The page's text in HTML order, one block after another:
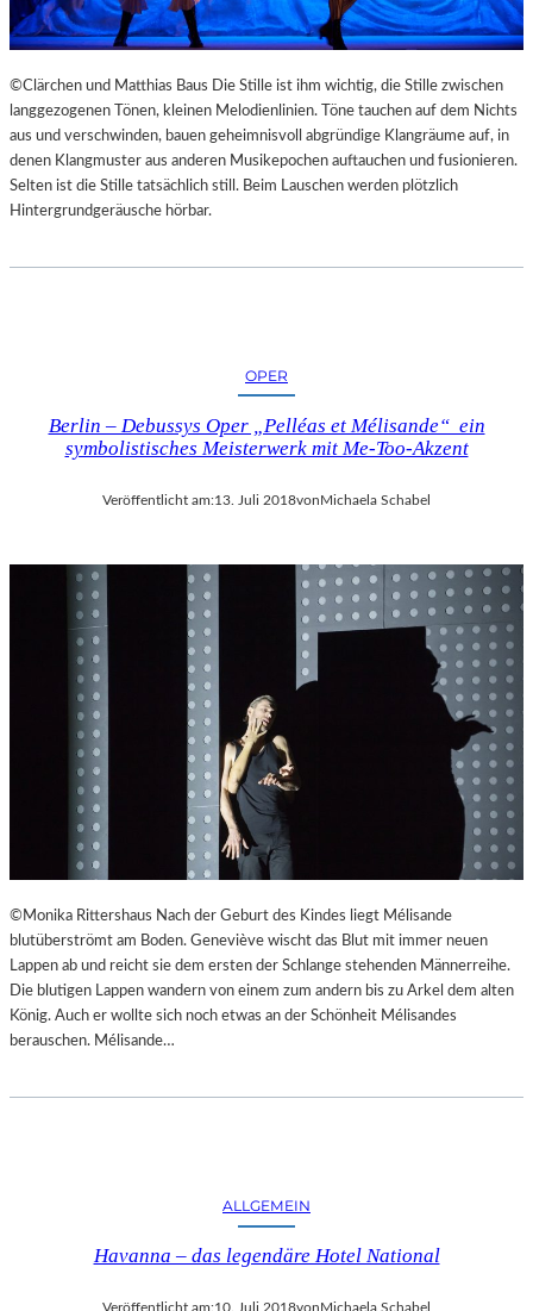
©Clärchen und Matthias Baus Die Stille ist ihm wichtig, die Stille zwischen
langgezogenen Tönen, kleinen Melodienlinien. Töne tauchen auf dem Nichts
aus und verschwinden, bauen geheimnisvoll abgründige Klangräume auf, in
denen Klangmuster aus anderen Musikepochen auftauchen und fusionieren.
Selten ist die Stille tatsächlich still. Beim Lauschen werden plötzlich
Hintergrundgeräusche hörbar.
OPER
Berlin – Debussys Oper „Pelléas et Mélisande“ ein
symbolistisches Meisterwerk mit Me-Too-Akzent
Veröffentlicht am:13. Juli 2018vonMichaela Schabel
©Monika Rittershaus Nach der Geburt des Kindes liegt Mélisande
blutüberströmt am Boden. Geneviève wischt das Blut mit immer neuen
Lappen ab und reicht sie dem ersten der Schlange stehenden Männerreihe.
Die blutigen Lappen wandern von einem zum andern bis zu Arkel dem alten
König. Auch er wollte sich noch etwas an der Schönheit Mélisandes
berauschen. Mélisande…
ALLGEMEIN
Havanna – das legendäre Hotel National
Veröffentlicht am:10. Juli 2018vonMichaela Schabel